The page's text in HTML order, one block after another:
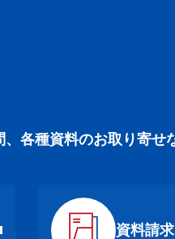
各種資料のお取り寄せ
資料請求